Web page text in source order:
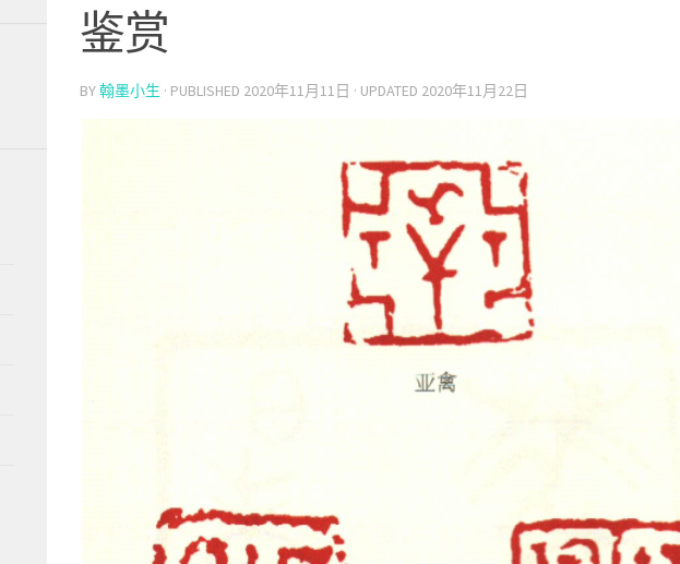
鉴赏
BY翰墨小生 · PUBLISHED 2020年11月11日 · UPDATED 2020年11月22日